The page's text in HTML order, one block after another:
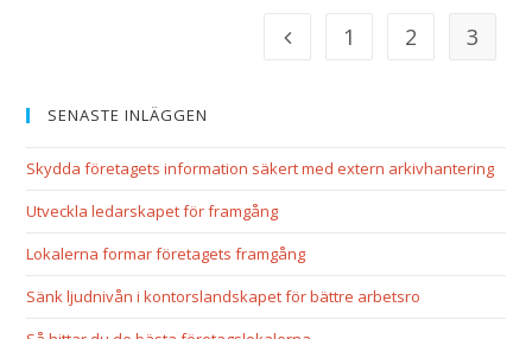
1 2 3
SENASTE INLÄGGEN
Skydda företagets information säkert med extern arkivhantering
Utveckla ledarskapet för framgång
Lokalerna formar företagets framgång
Sänk ljudnivån i kontorslandskapet för bättre arbetsro